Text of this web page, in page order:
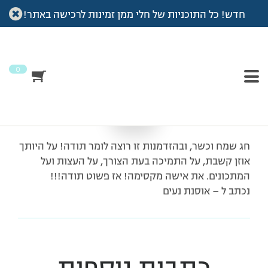
חדש! כל התוכניות של חלי ממן זמינות לרכישה באתר!
0
עמוד הבית >מכתבי תודה > פשוט תודה
חג שמח וכשר, ובהזדמנות זו רוצה לומר תודה! על היותך
אוזן קשבת, על התמיכה בעת הצורך, על העצות ועל
המתכונים. את אישה מקסימה! אז פשוט תודה!!!
נכתב ל – אוסנת נעים